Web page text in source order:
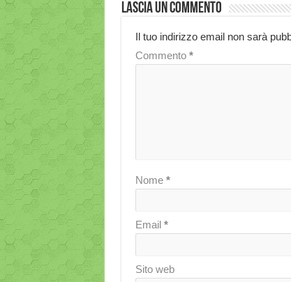
Lascia un commento
Il tuo indirizzo email non sarà
Commento *
Nome *
Email *
Sito web